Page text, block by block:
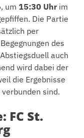
, um 15:30 Uhr im
Die Partie
per
des
auch
wird dabei der
die Ergebnisse
sind.
FC St.